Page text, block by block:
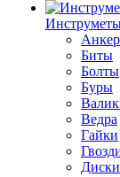
Биты
Болты
Буры
Ведра
Гайки
Диски